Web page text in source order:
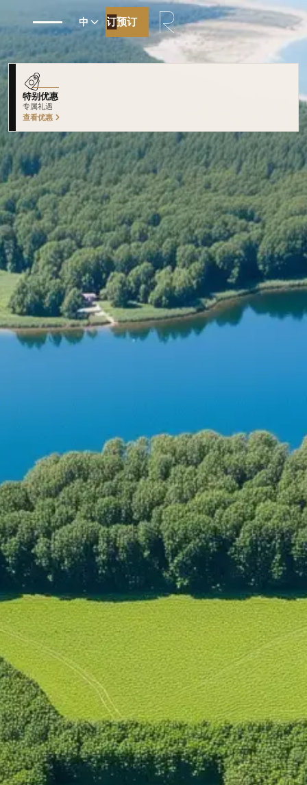
中 预订
预订
特别优惠
专属礼遇
查看优惠